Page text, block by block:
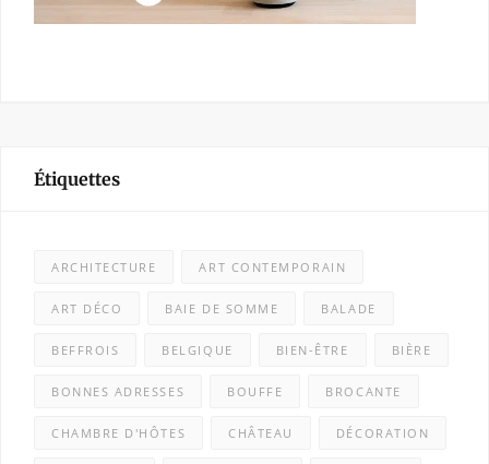
Étiquettes
ARCHITECTURE ART CONTEMPORAIN
ART DÉCO BAIE DE SOMME BALADE
BEFFROIS BELGIQUE BIEN-ÊTRE BIÈRE
BONNES ADRESSES BOUFFE BROCANTE
CHAMBRE D'HÔTES CHÂTEAU DÉCORATION